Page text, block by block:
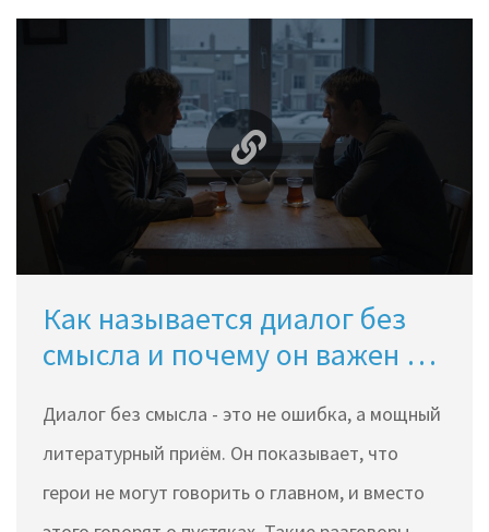
Как называется диалог без
смысла и почему он важен в
Диалог без смысла - это не ошибка, а мощный
литературный приём. Он показывает, что
герои не могут говорить о главном, и вместо